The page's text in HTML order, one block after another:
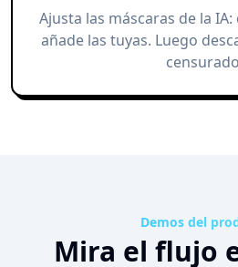
Ajusta las máscaras de la
añade las tuyas. Luego
Demos del
Mira el flujo